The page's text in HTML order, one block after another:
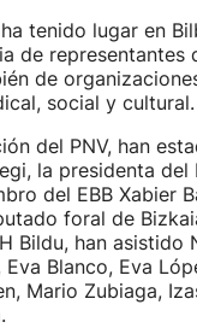
tenido lugar en
de representantes
de
social y cultural.
del PNV, han
la presidenta del
del EBB Xabier
foral de
Bildu, han asistido
Eva Blanco, Eva
Mario Zubiaga,